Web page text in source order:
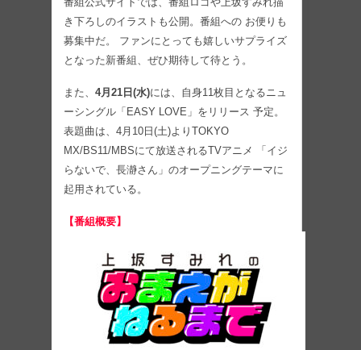
き下ろしのイラストも公開。番組への お便りも
募集中だ。 ファンにとっても嬉しいサプライズ
となった新番組、ぜひ期待して待とう。
また、 4月21日(水)には、自身11枚目となるニュ
ーシングル「EASY LOVE」をリリース 予定。
表題曲は、4月10日(土)よりTOKYO
MX/BS11/MBSにて放送されるTVアニメ 「イジ
らないで、長瀞さん」のオープニングテーマに
起用されている。
【番組概要】